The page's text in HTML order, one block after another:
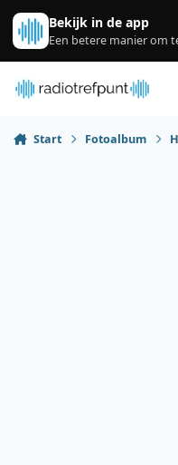
Spring naar bijdragen
Bekijk in de app
Een betere manier om
Start Fotoalbum